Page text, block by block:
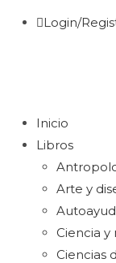
Login/
Inicio
Libros
Arte y
Ciencia y
Ciencias